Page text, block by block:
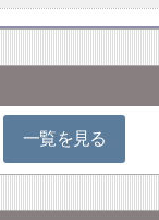
一覧を見る